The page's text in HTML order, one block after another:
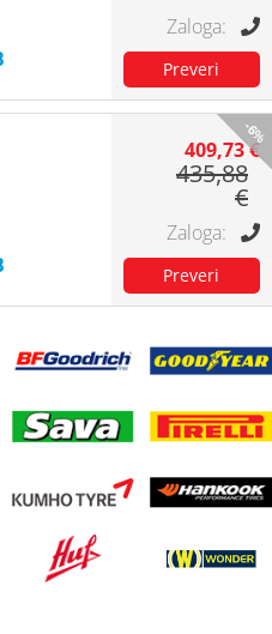
-6%
409,73 €
435,88
€